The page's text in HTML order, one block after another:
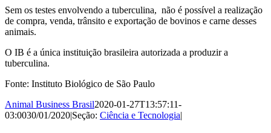
Sem os testes envolvendo a tuberculina, não é possível a realização
de compra, venda, trânsito e exportação de bovinos e carne desses
animais.
O IB é a única instituição brasileira autorizada a produzir a
tuberculina.
Fonte: Instituto Biológico de São Paulo
Animal Business Brasil2020-01-27T13:57:11-
03:0030/01/2020|Seção: Ciência e Tecnologia|